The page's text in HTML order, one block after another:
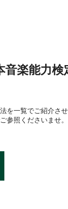
楽能力検
を一覧でご紹介さ
参照くださいませ